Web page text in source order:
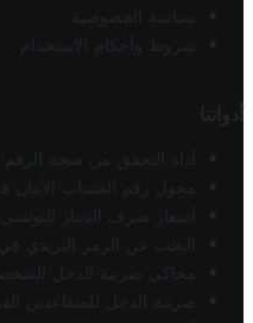
سياسة الخصوصية
شروط وأحكام الاستخدام
أدواتنا
أداة التحقق من صحة الرقم
محول رقم الحساب الآيبان
أسعار صرف الدينار التونسي
البحث عن الرمز البريدي
محاكي ضريبة الدخل
ضريبة الدخل للمتقاعدين